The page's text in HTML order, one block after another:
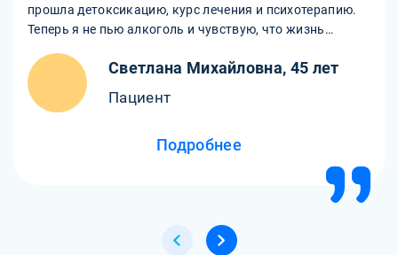
прошла детоксикацию, курс лечения и психотерапию.
Теперь я не пью алкоголь и чувствую, что жизнь
Светлана Михайловна, 45 лет
Пациент
Подробнее